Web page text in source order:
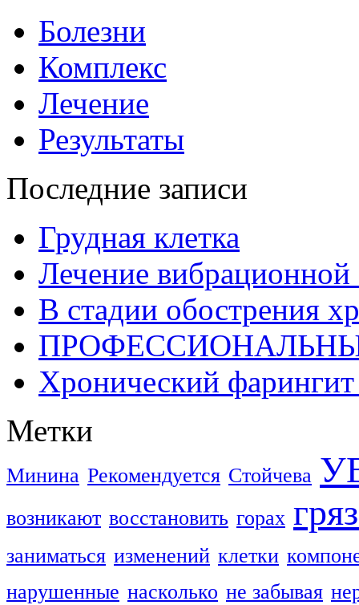
Болезни
Комплекс
Лечение
Результаты
Последние записи
Грудная клетка
Лечение вибрационной
В стадии обострения
Хронический фарингит
Метки
Минина Рекомендуется Стойчева
возникают восстановить горах
заниматься изменений клетки
нарушенные насколько не забывая